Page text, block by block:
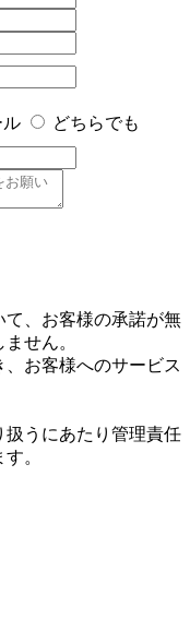
ル
どちらでも
、お客様の承諾が無
せん。
お客様へのサービス
うにあたり管理責任
。